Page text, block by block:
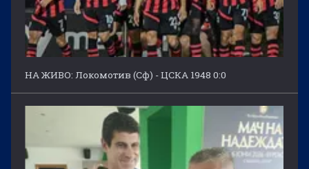
НА ЖИВО: Локомотив (Сф) - ЦСКА 1948 0:0